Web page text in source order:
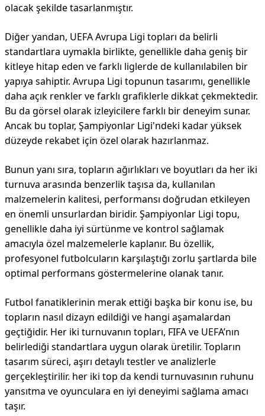
olacak şekilde tasarlanmıştır.
Diğer yandan, UEFA Avrupa Ligi topları da belirli
standartlara uymakla birlikte, genellikle daha geniş bir
kitleye hitap eden ve farklı liglerde de kullanılabilen bir
yapıya sahiptir. Avrupa Ligi topunun tasarımı, genellikle
daha açık renkler ve farklı grafiklerle dikkat çekmektedir.
Bu da görsel olarak izleyicilere farklı bir deneyim sunar.
Ancak bu toplar, Şampiyonlar Ligi'ndeki kadar yüksek
düzeyde rekabet için özel olarak hazırlanmaz.
Bunun yanı sıra, topların ağırlıkları ve boyutları da her iki
turnuva arasında benzerlik taşısa da, kullanılan
malzemelerin kalitesi, performansı doğrudan etkileyen
en önemli unsurlardan biridir. Şampiyonlar Ligi topu,
genellikle daha iyi sürtünme ve kontrol sağlamak
amacıyla özel malzemelerle kaplanır. Bu özellik,
profesyonel futbolcuların karşılaştığı zorlu şartlarda bile
optimal performans göstermelerine olanak tanır.
Futbol fanatiklerinin merak ettiği başka bir konu ise, bu
topların nasıl dizayn edildiği ve hangi aşamalardan
geçtiğidir. Her iki turnuvanın topları, FIFA ve UEFA’nın
belirlediği standartlara uygun olarak üretilir. Topların
tasarım süreci, aşırı detaylı testler ve analizlerle
gerçekleştirilir. her iki top da kendi turnuvasının ruhunu
yansıtma ve oyunculara en iyi deneyimi sağlama amacı
taşır.